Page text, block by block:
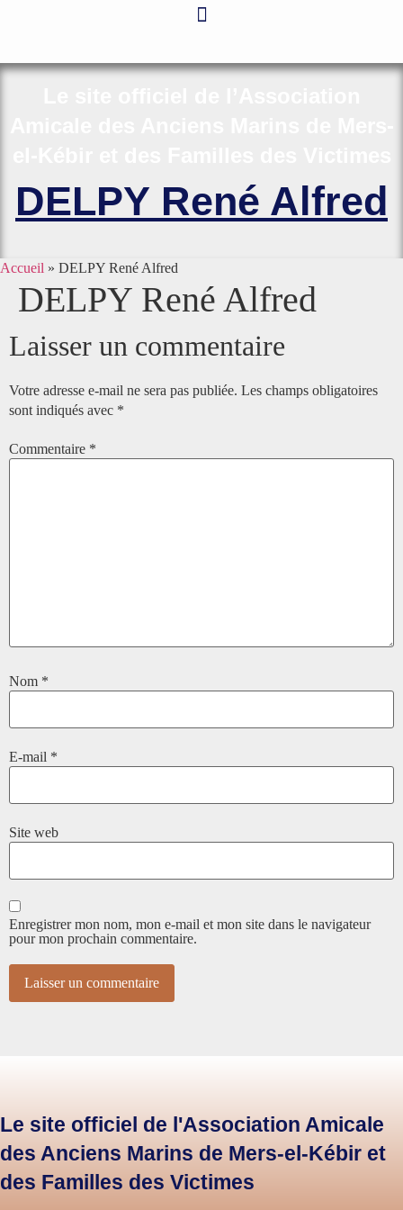
DELPY René Alfred
Accueil » DELPY René Alfred
DELPY René Alfred
Laisser un commentaire
Votre adresse e-mail ne sera pas publiée. Les champs obligatoires
sont indiqués avec *
Commentaire *
Nom *
E-mail *
Site web
Enregistrer mon nom, mon e-mail et mon site dans le navigateur
pour mon prochain commentaire.
Le site officiel de l'Association Amicale
des Anciens Marins de Mers-el-Kébir et
des Familles des Victimes